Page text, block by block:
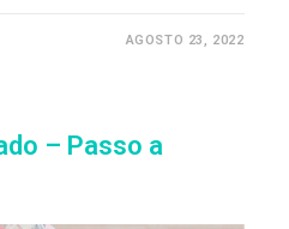
AGOSTO 23, 2022
– Passo a